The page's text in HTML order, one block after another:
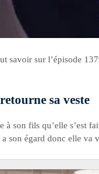
savoir sur l’épisode
sa veste
à son fils qu’elle s’est
a son égard donc elle va